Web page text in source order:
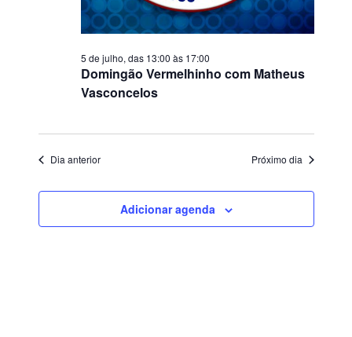
Domingão Vermelhinho com Matheus
Vasconcelos
5 de julho, das 13:00 às 17:00
Dia anterior Próximo dia
Adicionar agenda